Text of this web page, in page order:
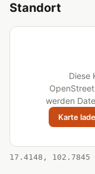
Standort
Diese
werden
Karte
17.4148, 102.7845